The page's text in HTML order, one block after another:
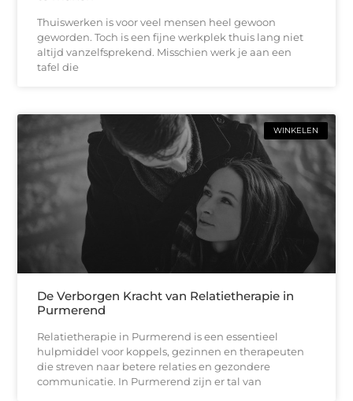
Thuiswerken is voor veel mensen heel gewoon
geworden. Toch is een fijne werkplek thuis lang niet
altijd vanzelfsprekend. Misschien werk je aan een
tafel die
WINKELEN
De Verborgen Kracht van Relatietherapie in
Purmerend
Relatietherapie in Purmerend is een essentieel
hulpmiddel voor koppels, gezinnen en therapeuten
die streven naar betere relaties en gezondere
communicatie. In Purmerend zijn er tal van